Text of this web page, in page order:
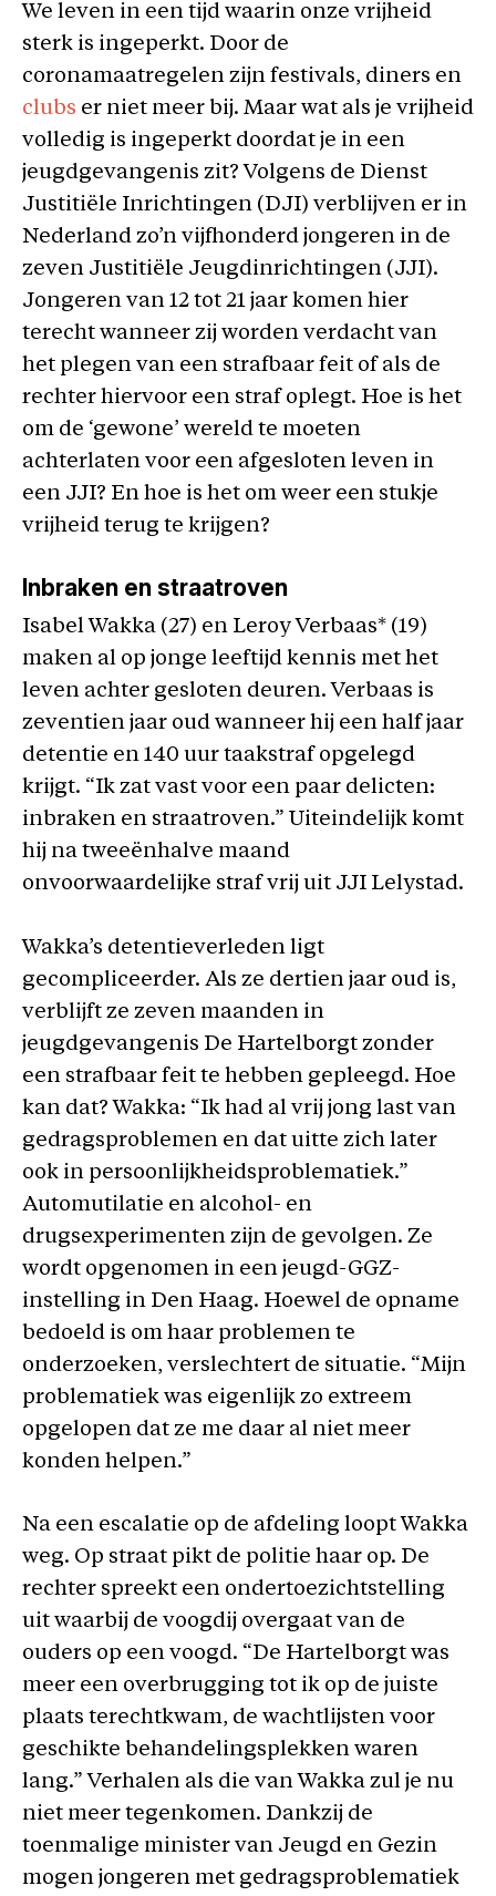
We leven in een tijd waarin onze vrijheid
sterk is ingeperkt. Door de
coronamaatregelen zijn festivals, diners en
clubs er niet meer bij. Maar wat als je vrijheid
volledig is ingeperkt doordat je in een
jeugdgevangenis zit? Volgens de Dienst
Justitiële Inrichtingen (DJI) verblijven er in
Nederland zo’n vijfhonderd jongeren in de
zeven Justitiële Jeugdinrichtingen (JJI).
Jongeren van 12 tot 21 jaar komen hier
terecht wanneer zij worden verdacht van
het plegen van een strafbaar feit of als de
rechter hiervoor een straf oplegt. Hoe is het
om de ‘gewone’ wereld te moeten
achterlaten voor een afgesloten leven in
een JJI? En hoe is het om weer een stukje
vrijheid terug te krijgen?
Inbraken en straatroven
Isabel Wakka (27) en Leroy Verbaas* (19)
maken al op jonge leeftijd kennis met het
leven achter gesloten deuren. Verbaas is
zeventien jaar oud wanneer hij een half jaar
detentie en 140 uur taakstraf opgelegd
krijgt. “Ik zat vast voor een paar delicten:
inbraken en straatroven.” Uiteindelijk komt
hij na tweeënhalve maand
onvoorwaardelijke straf vrij uit JJI Lelystad.
Wakka’s detentieverleden ligt
gecompliceerder. Als ze dertien jaar oud is,
verblijft ze zeven maanden in
jeugdgevangenis De Hartelborgt zonder
een strafbaar feit te hebben gepleegd. Hoe
kan dat? Wakka: “Ik had al vrij jong last van
gedragsproblemen en dat uitte zich later
ook in persoonlijkheidsproblematiek.”
Automutilatie en alcohol- en
drugsexperimenten zijn de gevolgen. Ze
wordt opgenomen in een jeugd-GGZ-
instelling in Den Haag. Hoewel de opname
bedoeld is om haar problemen te
onderzoeken, verslechtert de situatie. “Mijn
problematiek was eigenlijk zo extreem
opgelopen dat ze me daar al niet meer
konden helpen.”
Na een escalatie op de afdeling loopt Wakka
weg. Op straat pikt de politie haar op. De
rechter spreekt een ondertoezichtstelling
uit waarbij de voogdij overgaat van de
ouders op een voogd. “De Hartelborgt was
meer een overbrugging tot ik op de juiste
plaats terechtkwam, de wachtlijsten voor
geschikte behandelingsplekken waren
lang.” Verhalen als die van Wakka zul je nu
niet meer tegenkomen. Dankzij de
toenmalige minister van Jeugd en Gezin
mogen jongeren met gedragsproblematiek